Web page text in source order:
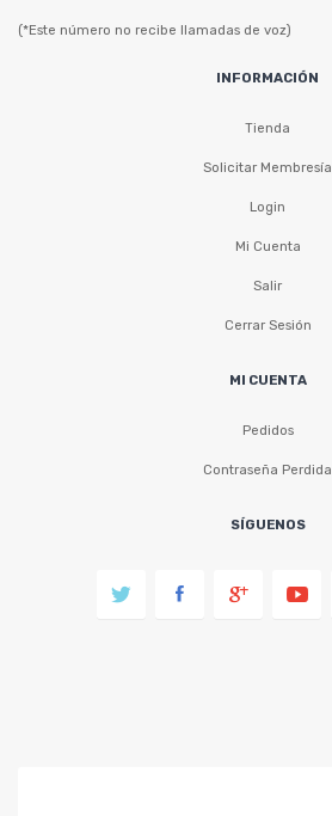
(*Este número no recibe llamadas de voz)
INFORMACIÓN
Tienda
Solicitar Membresía
Login
Mi Cuenta
Salir
Cerrar Sesión
MI CUENTA
Pedidos
Contraseña Perdida
SÍGUENOS